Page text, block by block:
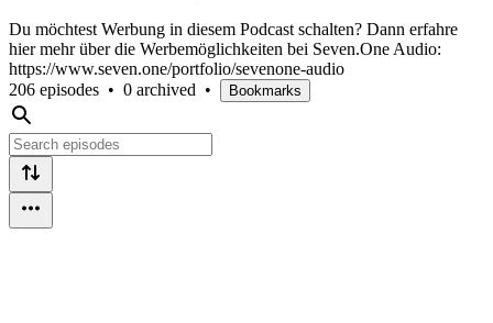
Du möchtest Werbung in diesem Podcast schalten? Dann erfahre
hier mehr über die Werbemöglichkeiten bei Seven.One Audio:
https://www.seven.one/portfolio/sevenone-audio
206 episodes • 0 archived • Bookmarks